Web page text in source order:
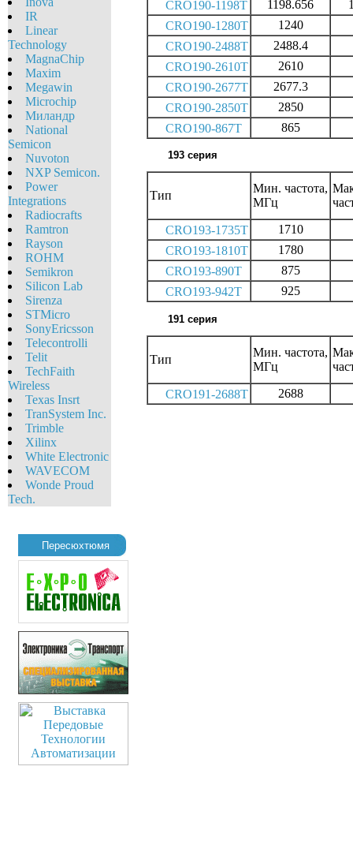
IR
Linear
Technology
MagnaChip
Maxim
Megawin
Microchip
Миландр
National
Semicon
Nuvoton
NXP Semicon.
Power
Integrations
Radiocrafts
Ramtron
Rayson
ROHM
Semikron
Silicon Lab
Sirenza
STMicro
SonyEricsson
Telecontrolli
Telit
TechFaith
Wireless
Texas Insrt
TranSystem Inc.
Trimble
Xilinx
White Eleсtronic
WAVECOM
Wonde Proud
Tech.
Пересюхтюмя
CRO190-1198T 1198.656
CRO190-1280T
1240
CRO190-2488T
2488.4
CRO190-2610T
2610
CRO190-2677T
2677.3
CRO190-2850T
2850
CRO190-867T
865
193 серия
Тип
Мин. частота,
МГц
CRO193-1735T
1710
CRO193-1810T
1780
CRO193-890T
875
CRO193-942T
925
191 серия
Тип
Мин. частота,
МГц
CRO191-2688T 2688